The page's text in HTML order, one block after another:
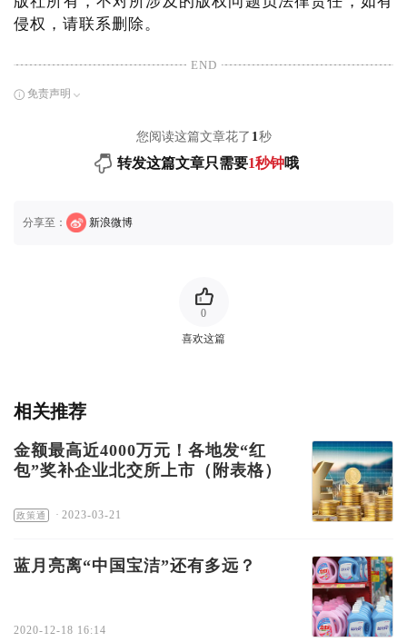
侵权，请联系删除。
END
免责声明
您阅读这篇文章花了 1秒
转发这篇文章只需要1秒钟哦
分享至： 新浪微博
喜欢这篇
0
相关推荐
金额最高近4000万元！各地发“红
包”奖补企业北交所上市（附表格）
政策通 · 2023-03-21
蓝月亮离“中国宝洁”还有多远？
2020-12-18 16:14